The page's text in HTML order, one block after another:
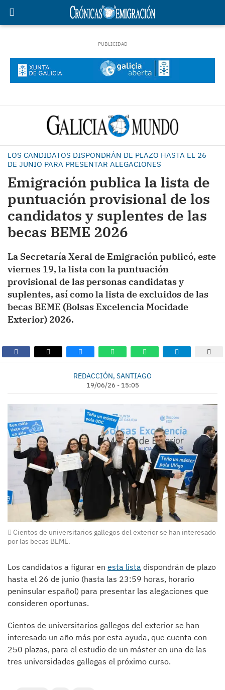
LOS CANDIDATOS DISPONDRÁN DE PLAZO HASTA EL 26
DE JUNIO PARA PRESENTAR ALEGACIONES
Emigración publica la lista de
puntuación provisional de los
candidatos y suplentes de las
becas BEME 2026
La Secretaría Xeral de Emigración publicó, este
viernes 19, la lista con la puntuación
provisional de las personas candidatas y
suplentes, así como la lista de excluidos de las
becas BEME (Bolsas Excelencia Mocidade
Exterior) 2026.
REDACCIÓN, SANTIAGO
19/06/26 - 15:05
Cientos de universitarios gallegos del exterior se han interesado
por las becas BEME.
Los candidatos a figurar en esta lista dispondrán de plazo
hasta el 26 de junio (hasta las 23:59 horas, horario
peninsular español) para presentar las alegaciones que
consideren oportunas.
Cientos de universitarios gallegos del exterior se han
interesado un año más por esta ayuda, que cuenta con
250 plazas, para el estudio de un máster en una de las
tres universidades gallegas el próximo curso.